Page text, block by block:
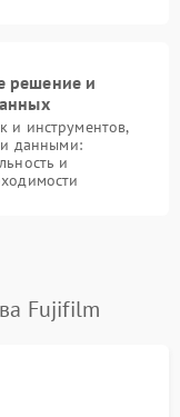
решение и
и инструментов,
данными:
и
Fujifilm